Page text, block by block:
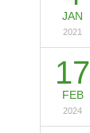
JAN
2021
17
FEB
2024